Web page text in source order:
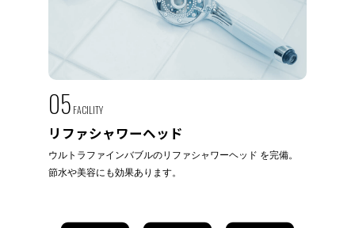
05 FACILITY
リファシャワーヘッド
ウルトラファインバブルのリファシャワーヘッド を完備。
節水や美容にも効果あります。